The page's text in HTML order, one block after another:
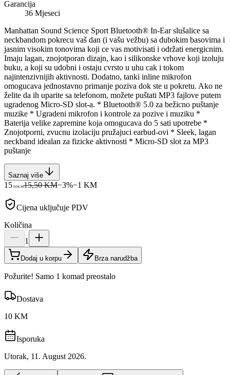
Garancija
36 Mjeseci
Manhattan Sound Science Sport Bluetooth® In-Ear slušalice sa
neckbandom pokrecu vaš dan (i vašu vežbu) sa dubokim basovima i
jasnim visokim tonovima koji ce vas motivisati i održati energicnim.
Imaju lagan, znojotporan dizajn, kao i silikonske vrhove koji izoluju
buku, a koji su udobni i ostaju cvrsto u uhu cak i tokom
najintenzivnijih aktivnosti. Dodatno, tanki inline mikrofon
omogucava jednostavno primanje poziva dok ste u pokretu. Ako ne
želite da ih uparite sa telefonom, možete puštati MP3 fajlove putem
ugradenog Micro-SD slot-a. * Bluetooth® 5.0 za bežicno puštanje
muzike * Ugradeni mikrofon i kontrole za pozive i muziku *
Baterija velike zapremine koja omogucava do 5 sati upotrebe *
Znojotporni, zvucnu izolaciju pružajuci earbud-ovi * Sleek, lagan
neckband idealan za fizicke aktivnosti * Micro-SD slot za MP3
puštanje
Saznaj više
15 00KM15,50 KM−3%−1 KM
Cijena uključuje PDV
Količina
1
Dodaj u korpu Brza narudžba
Požurite! Samo 1 komad preostalo
Dostava
10 KM
Isporuka
Utorak, 11. August 2026.